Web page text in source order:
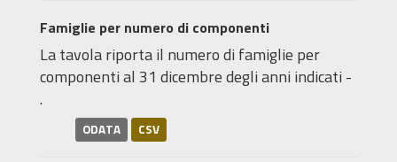
Famiglie per numero di componenti
La tavola riporta il numero di famiglie per
componenti al 31 dicembre degli anni indicati -
.
ODATA CSV